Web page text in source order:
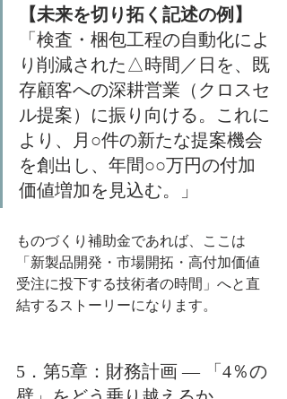
【未来を切り拓く記述の例】
「検査・梱包工程の自動化によ
り削減された△時間／日を、既
存顧客への深耕営業（クロスセ
ル提案）に振り向ける。これに
より、月○件の新たな提案機会
を創出し、年間○○万円の付加
価値増加を見込む。」
ものづくり補助金であれば、ここは
「新製品開発・市場開拓・高付加価値
受注に投下する技術者の時間」へと直
結するストーリーになります。
5．第5章：財務計画 ― 「4％の